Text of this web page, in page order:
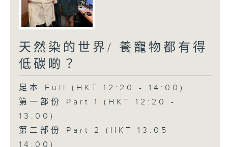
天然染的世界/ 養寵物都有得
低碳啲？
足本 Full (HKT 12:20 - 14:00)
第一部份 Part 1 (HKT 12:20 -
13:00)
第二部份 Part 2 (HKT 13:05 -
14:00)